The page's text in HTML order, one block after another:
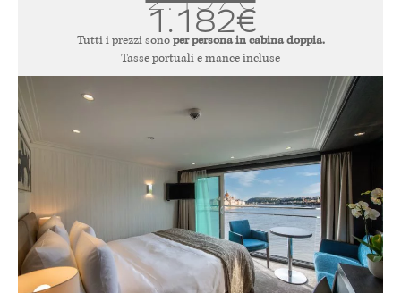
1.182€
Tutti i prezzi sonoper persona in cabina doppia.
Tasse portuali e mance incluse